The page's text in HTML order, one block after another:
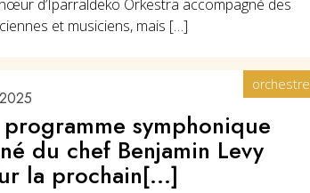
d’Iparraldeko Orkestra accompagné des
et musiciens, mais […]
orchestre
programme symphonique
du chef Benjamin Levy
la prochain[...]